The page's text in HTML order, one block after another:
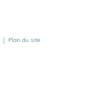
| Plan du site